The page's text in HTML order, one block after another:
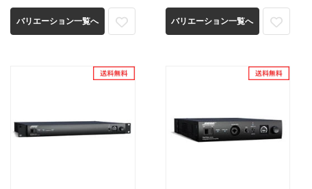
バリエーション一覧へ バリエーション一覧へ